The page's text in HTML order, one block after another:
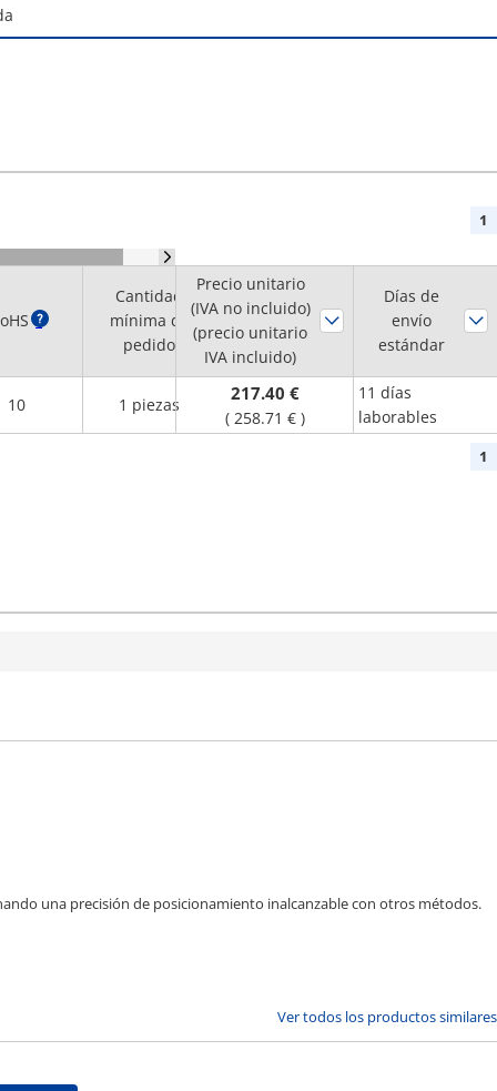
1
?
Cantidad
mínima de
pedido
10 1 piezas
Precio unitario
(IVA no incluido)
(precio unitario
IVA incluido)
Días de
envío
estándar
217.40 €
( 258.71 € )
11 días
laborables
1
una precisión de posicionamiento inalcanzable con otros métodos.
Ver todos los productos similares